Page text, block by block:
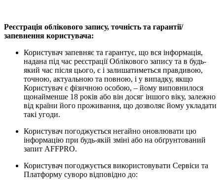
Реєстрація облікового запису, точність та гарантії/
запевнення користувача:
Користувач запевняє та гарантує, що вся інформація,
надана під час реєстрації Облікового запису та в будь-
який час після цього, є і залишатиметься правдивою,
точною, актуальною та повною, і у випадку, якщо
Користувач є фізичною особою, – йому виповнилося
щонайменше 18 років або він досяг іншого віку, залежно
від країни його проживання, що дозволяє йому укладати
такі угоди.
Користувач погоджується негайно оновлювати цю
інформацію при будь-якій зміні або на обґрунтований
запит AFFPRO.
Користувач погоджується використовувати Сервіси та
Платформу суворо відповідно до: